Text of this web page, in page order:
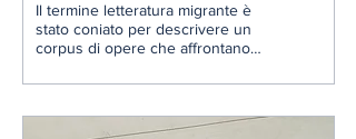
Il termine letteratura migrante è
stato coniato per descrivere un
corpus di opere che affrontano